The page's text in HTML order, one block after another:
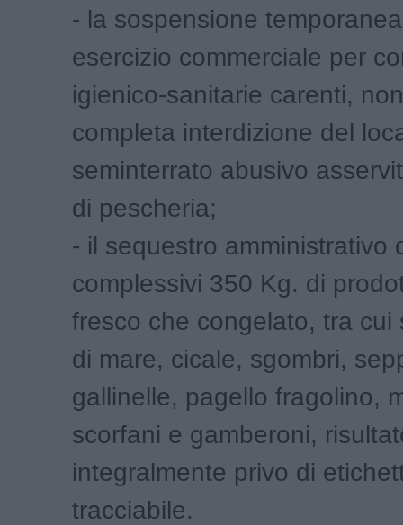
- la sospensione
esercizio commerciale per
igienico-sanitarie carenti,
completa interdizione del
seminterrato abusivo
di pescheria;
- il sequestro amministrativo
complessivi 350 Kg. di
fresco che congelato, tra cui
di mare, cicale, sgombri,
gallinelle, pagello fragolino,
scorfani e gamberoni,
integralmente privo di
tracciabile.